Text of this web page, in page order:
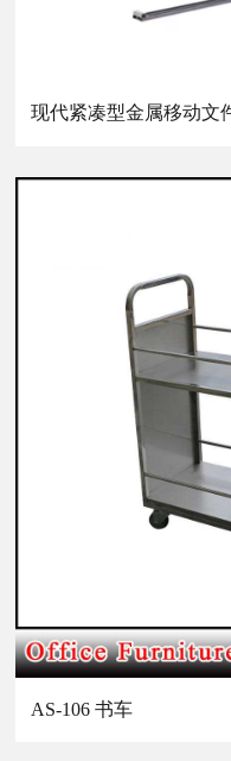
现代紧凑型金属移动文件架可
AS-106 书车